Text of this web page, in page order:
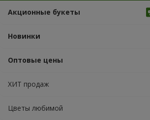
Акционные букеты
Новинки
Оптовые цены
ХИТ продаж
Цветы любимой